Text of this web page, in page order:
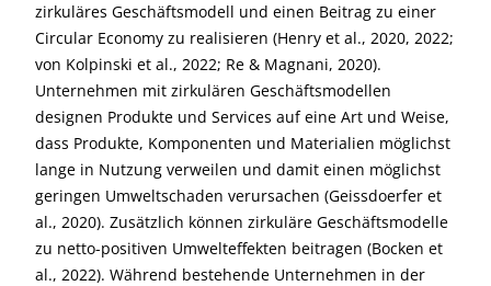
zirkuläres Geschäftsmodell und einen Beitrag zu einer
Circular Economy zu realisieren (Henry et al., 2020, 2022;
von Kolpinski et al., 2022; Re & Magnani, 2020).
Unternehmen mit zirkulären Geschäftsmodellen
designen Produkte und Services auf eine Art und Weise,
dass Produkte, Komponenten und Materialien möglichst
lange in Nutzung verweilen und damit einen möglichst
geringen Umweltschaden verursachen (Geissdoerfer et
al., 2020). Zusätzlich können zirkuläre Geschäftsmodelle
zu netto-positiven Umwelteffekten beitragen (Bocken et
al., 2022). Während bestehende Unternehmen in der